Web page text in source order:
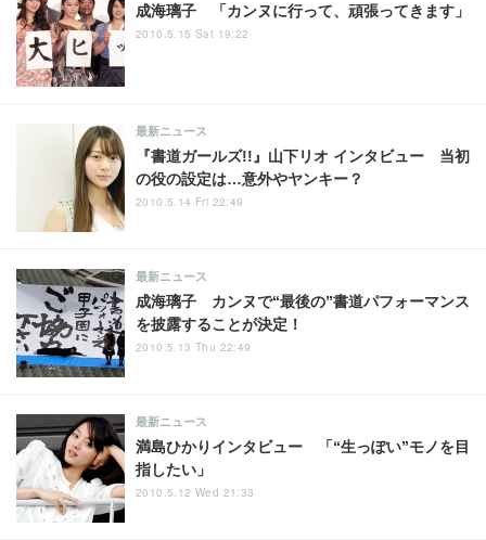
成海璃子 「カンヌに行って、頑張ってきます」
2010.5.15 Sat 19:22
『書道ガールズ!!』山下リオ インタビュー 当初
の役の設定は…意外やヤンキー？
最新ニュース
2010.5.14 Fri 22:49
成海璃子 カンヌで“最後の”書道パフォーマンス
を披露することが決定！
最新ニュース
2010.5.13 Thu 22:49
満島ひかりインタビュー 「“生っぽい”モノを目
指したい」
最新ニュース
2010.5.12 Wed 21:33